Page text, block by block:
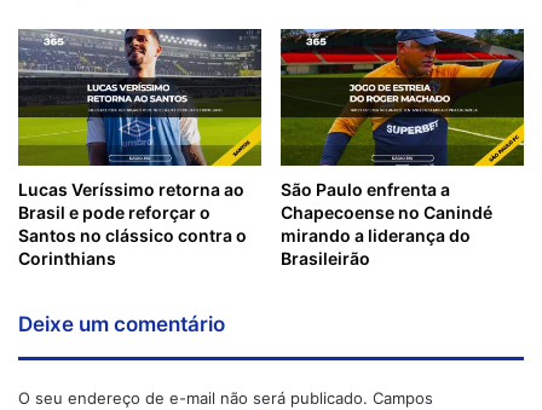
Lucas Veríssimo retorna ao
Brasil e pode reforçar o
Santos no clássico contra o
Corinthians
São Paulo enfrenta a
Chapecoense no Canindé
mirando a liderança do
Brasileirão
Deixe um comentário
O seu endereço de e-mail não será publicado. Campos